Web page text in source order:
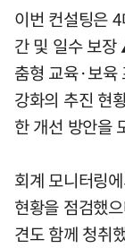
이번 컨설팅은
간 및 일수 보
춤형 교육·보
강화의 추진 현
한 개선 방안을
회계 모니터링
현황을 점검했
견도 함께 청취